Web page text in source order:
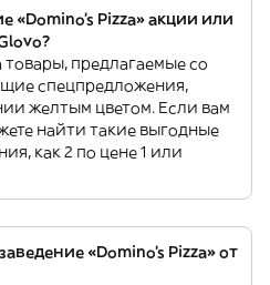
«Domino's Pizza» акции или
предлагаемые со
спецпредложения,
желтым цветом. Если вам
найти такие выгодные
как 2 по цене 1 или
«Domino's Pizza» от